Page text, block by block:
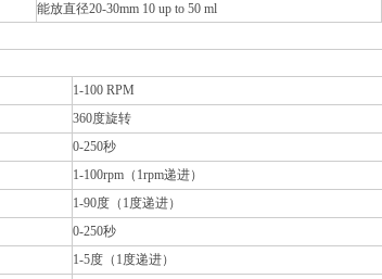
能放直径20-30mm 10 up to 50 ml
1-100 RPM
360度旋转
0-250秒
1-100rpm（1rpm递进）
1-90度（1度递进）
0-250秒
1-5度（1度递进）